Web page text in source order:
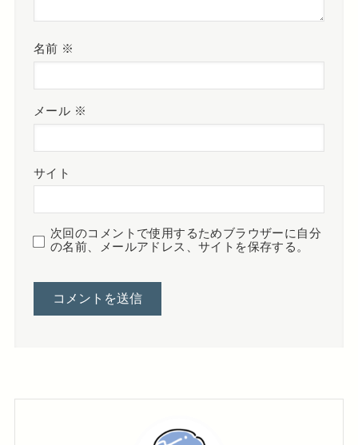
名前 ※
メール ※
サイト
次回のコメントで使用するためブラウザーに自分
の名前、メールアドレス、サイトを保存する。